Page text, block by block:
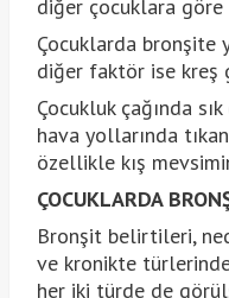
diğer çocuklara göre
Çocuklarda bronşite
diğer faktör ise kreş
Çocukluk çağında
hava yollarında
özellikle kış
ÇOCUKLARDA
Bronşit belirtileri,
ve kronikte
her iki türde de